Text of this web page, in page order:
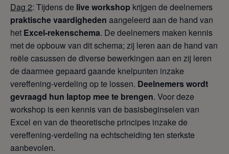
Dag 2: Tijdens de live workshop krijgen de deelnemers
praktische vaardigheden aangeleerd aan de hand van
het Excel-rekenschema. De deelnemers maken kennis
met de opbouw van dit schema; zij leren aan de hand van
reële casussen de diverse bewerkingen aan en zij leren
de daarmee gepaard gaande knelpunten inzake
vereffening-verdeling op te lossen. Deelnemers wordt
gevraagd hun laptop mee te brengen. Voor deze
workshop is een kennis van de basisbeginselen van
Excel en van de theoretische principes inzake de
vereffening-verdeling na echtscheiding ten sterkste
aanbevolen.